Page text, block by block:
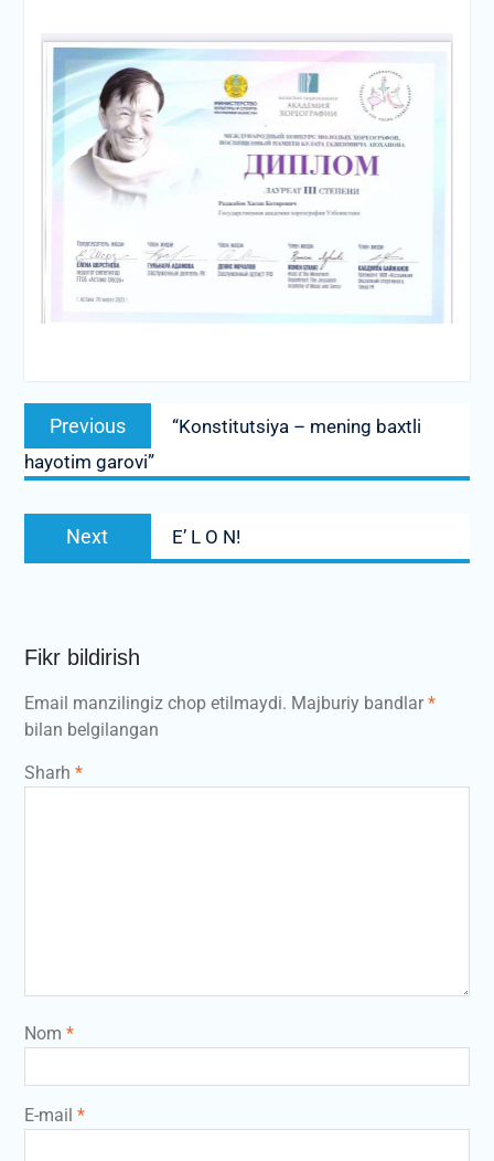
Post
menyusi
Previous
post:
“Konstitutsiya – mening baxtli
hayotim garovi”
Next
post:
E’ L O N!
Fikr bildirish
Email manzilingiz chop etilmaydi. Majburiy bandlar*
bilan belgilangan
Sharh *
Nom *
E-mail *